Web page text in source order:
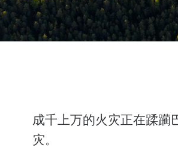
成千上万的火灾正在蹂躏
灾。